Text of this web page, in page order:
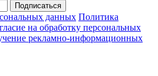
Подписаться
данных Политика
на обработку персональных
рекламно-информационных